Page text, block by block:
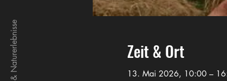
Zeit & Ort
13. Mai 2026, 10:00 –